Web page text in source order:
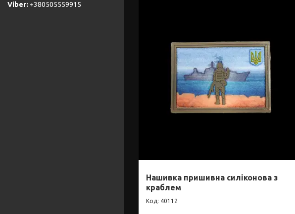
Нашивка пришивна силіконова з
краблем
40112
+380505559915